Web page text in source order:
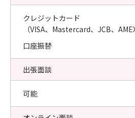
クレジットカード
（VISA、Mastercard、JCB、
口座振替
出張面談
可能